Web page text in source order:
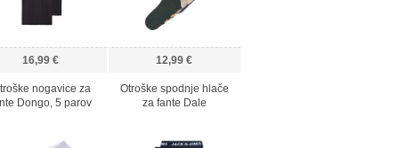
16,99 € 12,99 €
nogavice za
Dongo, 5 parov
Otroške spodnje hlače
za fante Dale